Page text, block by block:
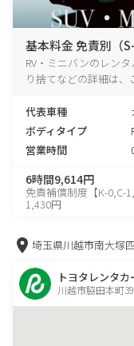
基本料金 免責別（S-
RV・ミニバンのレン
り捨てなどの詳細は、
代表車種
ボディタイプ
営業時間
6時間9,614円
免責補償制度【K-0,C-
1,430円
埼玉県川越市南大塚
トヨタレンタ
川越市脇田本町